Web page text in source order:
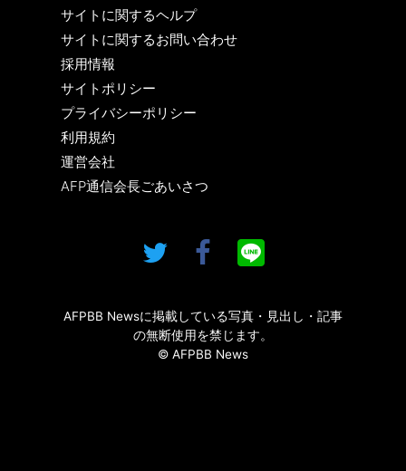
サイトに関するヘルプ
サイトに関するお問い合わせ
採用情報
サイトポリシー
プライバシーポリシー
利用規約
運営会社
AFP通信会長ごあいさつ
AFPBB Newsに掲載している写真・見出し・記事
の無断使用を禁じます。
© AFPBB News